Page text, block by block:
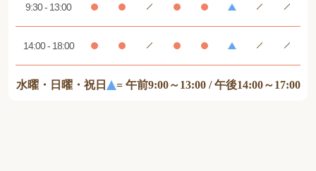
9:30 - 13:00
14:00 - 18:00
水曜・日曜・祝日 = 午前9:00～13:00 / 午後14:00～17:00